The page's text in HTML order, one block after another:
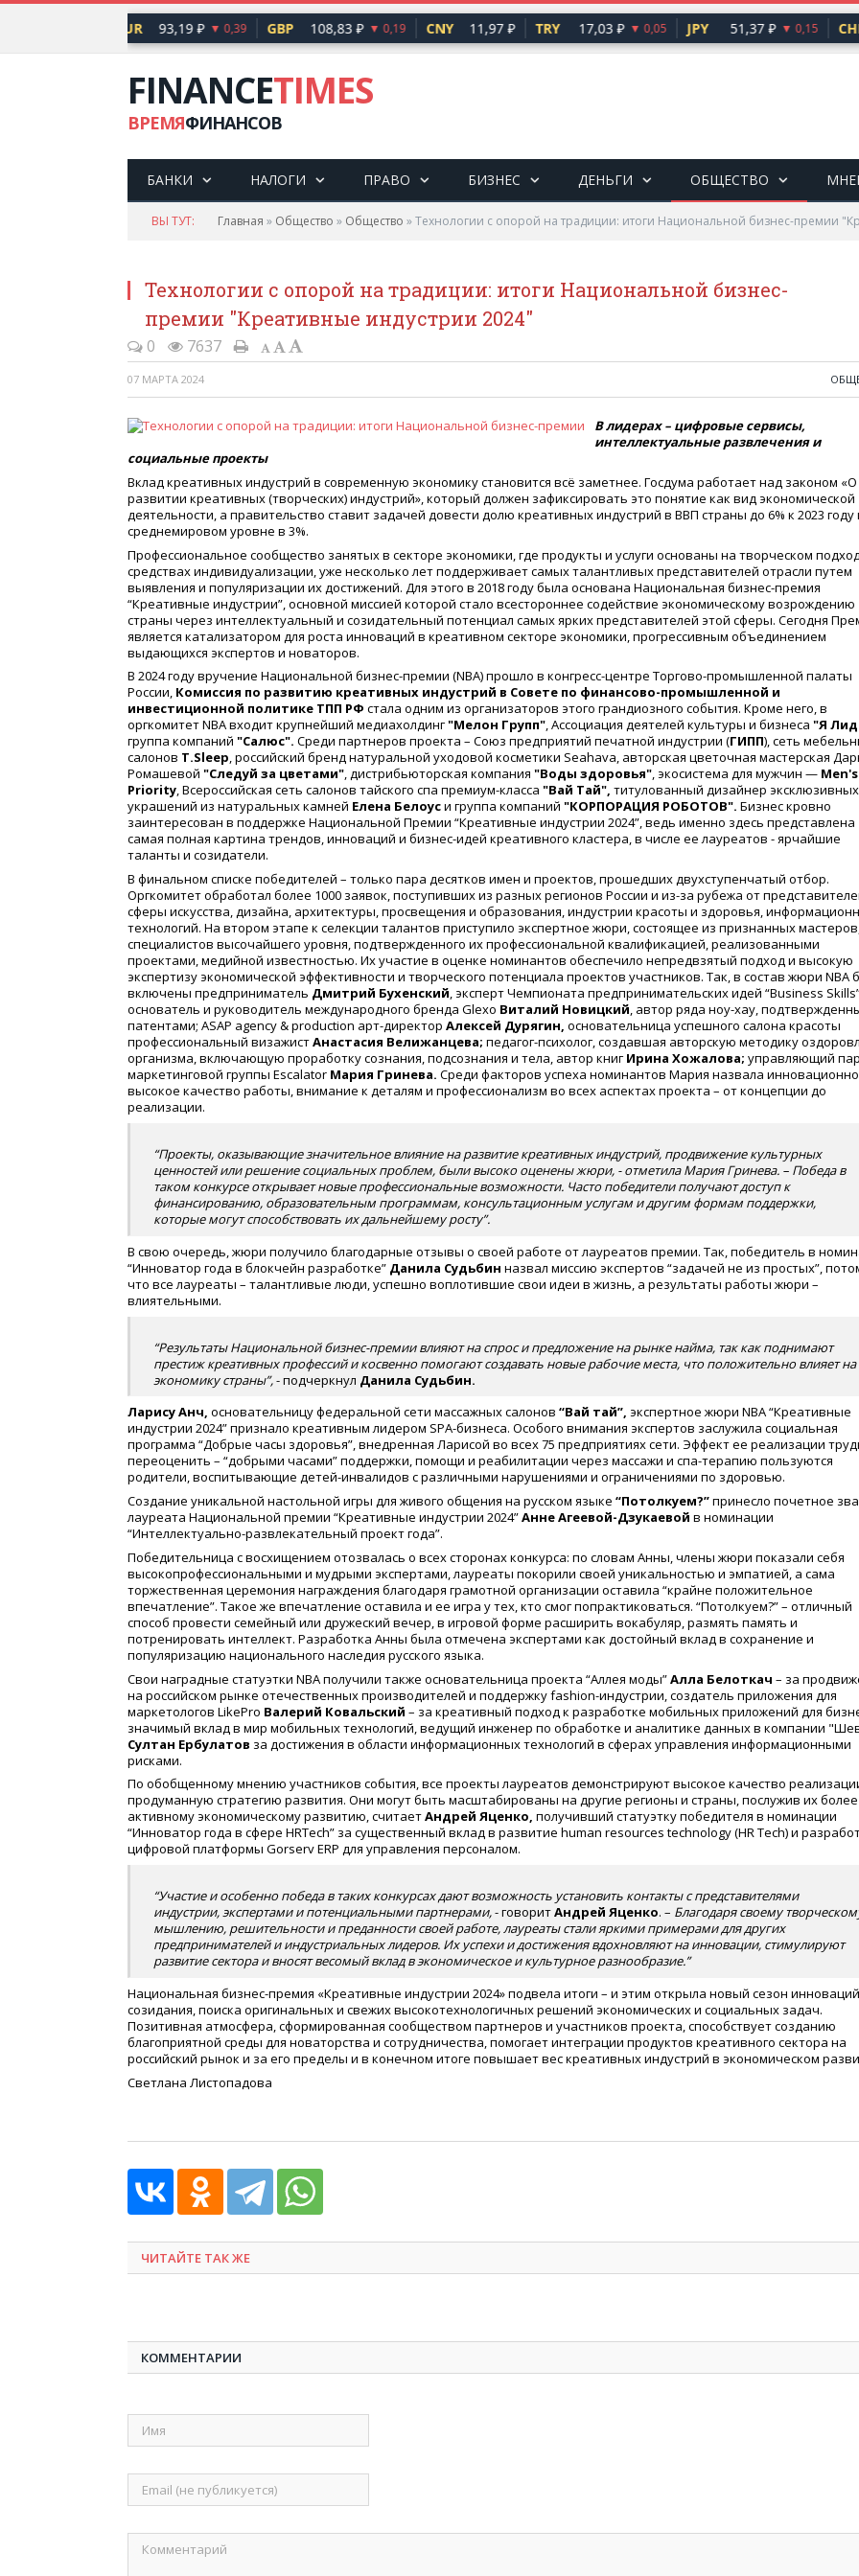
93,19 ₽ ▼ 0,39 GBP 108,83 ₽ ▼ 0,19 CNY 11,97 ₽ TRY 17,03 ₽ ▼ 0,05 JPY 51,37 ₽ ▼ 0,15 CHF
FINANCETIMES
ВРЕМЯФИНАНСОВ
БАНКИ НАЛОГИ ПРАВО БИЗНЕС ДЕНЬГИ ОБЩЕСТВО
ВЫ ТУТ: Главная » Общество » Общество »Технологии с опорой на традиции: итоги Национальной бизнес-премии
Технологии с опорой на традиции: итоги Национальной бизнес-
премии "Креативные индустрии 2024"
0 7637
07 МАРТА 2024
В лидерах – цифровые сервисы,
интеллектуальные развлечения и
социальные проекты
Вклад креативных индустрий в современную экономику становится всё заметнее. Госдума работает над законом «О
развитии креативных (творческих) индустрий», который должен зафиксировать это понятие как вид экономической
деятельности, а правительство ставит задачей довести долю креативных индустрий в ВВП страны до 6% к 2023 году
среднемировом уровне в 3%.
Профессиональное сообщество занятых в секторе экономики, где продукты и услуги основаны на творческом
средствах индивидуализации, уже несколько лет поддерживает самых талантливых представителей отрасли путем
выявления и популяризации их достижений. Для этого в 2018 году была основана Национальная бизнес-премия
“Креативные индустрии”, основной миссией которой стало всестороннее содействие экономическому возрождению
страны через интеллектуальный и созидательный потенциал самых ярких представителей этой сферы. Сегодня
является катализатором для роста инноваций в креативном секторе экономики, прогрессивным объединением
выдающихся экспертов и новаторов.
В 2024 году вручение Национальной бизнес-премии (NBA) прошло в конгресс-центре Торгово-промышленной палаты
России, Комиссия по развитию креативных индустрий в Совете по финансово-промышленной и
инвестиционной политике ТПП РФ стала одним из организаторов этого грандиозного события. Кроме него, в
оргкомитет NBA входит крупнейший медиахолдинг"Мелон Групп", Ассоциация деятелей культуры и бизнеса "Я
группа компаний "Салюс". Среди партнеров проекта – Союз предприятий печатной индустрии (ГИПП), сеть
салонов T.Sleep, российский бренд натуральной уходовой косметики Seahava, авторская цветочная мастерская
Ромашевой "Следуй за цветами", дистрибьюторская компания "Воды здоровья", экосистема для мужчин — Men's
Priority, Всероссийская сеть салонов тайского спа премиум-класса "Вай Тай", титулованный дизайнер эксклюзивных
украшений из натуральных камней Елена Белоуси группа компаний "КОРПОРАЦИЯ РОБОТОВ". Бизнес кровно
заинтересован в поддержке Национальной Премии “Креативные индустрии 2024”, ведь именно здесь представлена
самая полная картина трендов, инноваций и бизнес-идей креативного кластера, в числе ее лауреатов - ярчайшие
таланты и созидатели.
В финальном списке победителей – только пара десятков имен и проектов, прошедших двухступенчатый отбор.
Оргкомитет обработал более 1000 заявок, поступивших из разных регионов России и из-за рубежа от
сферы искусства, дизайна, архитектуры, просвещения и образования, индустрии красоты и здоровья,
технологий. На втором этапе к селекции талантов приступило экспертное жюри, состоящее из признанных
специалистов высочайшего уровня, подтвержденного их профессиональной квалификацией, реализованными
проектами, медийной известностью. Их участие в оценке номинантов обеспечило непредвзятый подход и высокую
экспертизу экономической эффективности и творческого потенциала проектов участников. Так, в состав жюри NBA
включены предприниматель Дмитрий Бухенский, эксперт Чемпионата предпринимательских идей “Business
основатель и руководитель международного бренда Glexo Виталий Новицкий, автор ряда ноу-хау,
патентами; ASAP agency & production арт-директор Алексей Дурягин, основательница успешного салона красоты
профессиональный визажистАнастасия Велижанцева; педагог-психолог, создавшая авторскую методику
организма, включающую проработку сознания, подсознания и тела, автор книгИрина Хожалова; управляющий
маркетинговой группы Escalator Мария Гринева. Среди факторов успеха номинантов Мария назвала
высокое качество работы, внимание к деталям и профессионализм во всех аспектах проекта – от концепции до
реализации.
“Проекты, оказывающие значительное влияние на развитие креативных индустрий, продвижение культурных
ценностей или решение социальных проблем, были высоко оценены жюри, - отметила Мария Гринева. – Победа в
таком конкурсе открывает новые профессиональные возможности. Часто победители получают доступ к
финансированию, образовательным программам, консультационным услугам и другим формам поддержки,
которые могут способствовать их дальнейшему росту”.
В свою очередь, жюри получило благодарные отзывы о своей работе от лауреатов премии. Так, победитель в
“Инноватор года в блокчейн разработке” Данила Судьбин назвал миссию экспертов “задачей не из простых”,
что все лауреаты – талантливые люди, успешно воплотившие свои идеи в жизнь, а результаты работы жюри –
влиятельными.
“Результаты Национальной бизнес-премии влияют на спрос и предложение на рынке найма, так как поднимают
престиж креативных профессий и косвенно помогают создавать новые рабочие места, что положительно влияет на
экономику страны”,- подчеркнул Данила Судьбин.
Ларису Анч, основательницу федеральной сети массажных салонов “Вай тай”, экспертное жюри NBA “Креативные
индустрии 2024” признало креативным лидером SPA-бизнеса. Особого внимания экспертов заслужила социальная
программа “Добрые часы здоровья”, внедренная Ларисой во всех 75 предприятиях сети. Эффект ее реализации
переоценить – “добрыми часами” поддержки, помощи и реабилитации через массажи и спа-терапию пользуются
родители, воспитывающие детей-инвалидов с различными нарушениями и ограничениями по здоровью.
Создание уникальной настольной игры для живого общения на русском языке “Потолкуем?”принесло почетное
лауреата Национальной премии “Креативные индустрии 2024”Анне Агеевой-Дзукаевой в номинации
“Интеллектуально-развлекательный проект года”.
Победительница с восхищением отозвалась о всех сторонах конкурса: по словам Анны, члены жюри показали себя
высокопрофессиональными и мудрыми экспертами, лауреаты покорили своей уникальностью и эмпатией, а сама
торжественная церемония награждения благодаря грамотной организации оставила “крайне положительное
впечатление”. Такое же впечатление оставила и ее игра у тех, кто смог попрактиковаться. “Потолкуем?” – отличный
способ провести семейный или дружеский вечер, в игровой форме расширить вокабуляр, размять память и
потренировать интеллект. Разработка Анны была отмечена экспертами как достойный вклад в сохранение и
популяризацию национального наследия русского языка.
Свои наградные статуэтки NBA получили также основательница проекта “Аллея моды”Алла Белоткач – за
на российском рынке отечественных производителей и поддержку fashion-индустрии, создатель приложения для
маркетологов LikePro Валерий Ковальский – за креативный подход к разработке мобильных приложений для
значимый вклад в мир мобильных технологий, ведущий инженер по обработке и аналитике данных в компании
Султан Ербулатов за достижения в области информационных технологий в сферах управления информационными
рисками.
По обобщенному мнению участников события, все проекты лауреатов демонстрируют высокое качество
продуманную стратегию развития. Они могут быть масштабированы на другие регионы и страны, послужив их более
активному экономическому развитию, считаетАндрей Яценко, получивший статуэтку победителя в номинации
“Инноватор года в сфере HRTech” за существенный вклад в развитие human resources technology (HR Tech) и
цифровой платформы Gorserv ERP для управления персоналом.
“Участие и особенно победа в таких конкурсах дают возможность установить контакты с представителями
индустрии, экспертами и потенциальными партнерами,- говоритАндрей Яценко. – Благодаря своему
мышлению, решительности и преданности своей работе, лауреаты стали яркими примерами для других
предпринимателей и индустриальных лидеров. Их успехи и достижения вдохновляют на инновации, стимулируют
развитие сектора и вносят весомый вклад в экономическое и культурное разнообразие.”
Национальная бизнес-премия «Креативные индустрии 2024» подвела итоги – и этим открыла новый сезон
созидания, поиска оригинальных и свежих высокотехнологичных решений экономических и социальных задач.
Позитивная атмосфера, сформированная сообществом партнеров и участников проекта, способствует созданию
благоприятной среды для новаторства и сотрудничества, помогает интеграции продуктов креативного сектора на
российский рынок и за его пределы и в конечном итоге повышает вес креативных индустрий в экономическом
Светлана Листопадова
ЧИТАЙТЕ ТАК ЖЕ
КОММЕНТАРИИ